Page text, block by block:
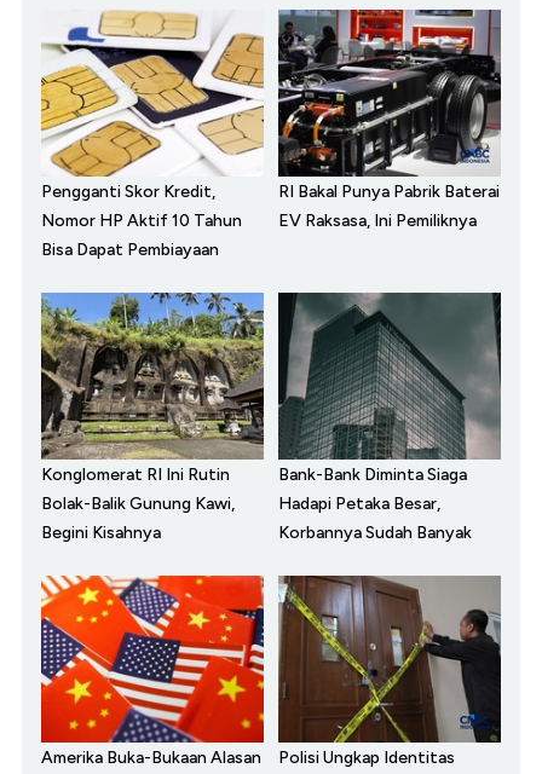
Pengganti Skor Kredit,
Nomor HP Aktif 10 Tahun
Bisa Dapat Pembiayaan
RI Bakal Punya Pabrik Baterai
EV Raksasa, Ini Pemiliknya
Konglomerat RI Ini Rutin
Bolak-Balik Gunung Kawi,
Begini Kisahnya
Bank-Bank Diminta Siaga
Hadapi Petaka Besar,
Korbannya Sudah Banyak
Amerika Buka-Bukaan Alasan
Polisi Ungkap Identitas